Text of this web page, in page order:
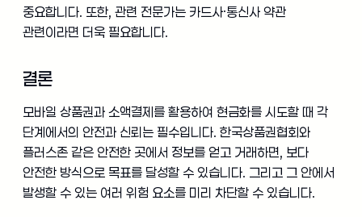
중요합니다. 또한, 관련 전문가는 카드사·통신사 약관
관련이라면 더욱 필요합니다.
결론
모바일 상품권과 소액결제를 활용하여 현금화를 시도할 때 각
단계에서의 안전과 신뢰는 필수입니다. 한국상품권협회와
플러스존 같은 안전한 곳에서 정보를 얻고 거래하면, 보다
안전한 방식으로 목표를 달성할 수 있습니다. 그리고 그 안에서
발생할 수 있는 여러 위험 요소를 미리 차단할 수 있습니다.